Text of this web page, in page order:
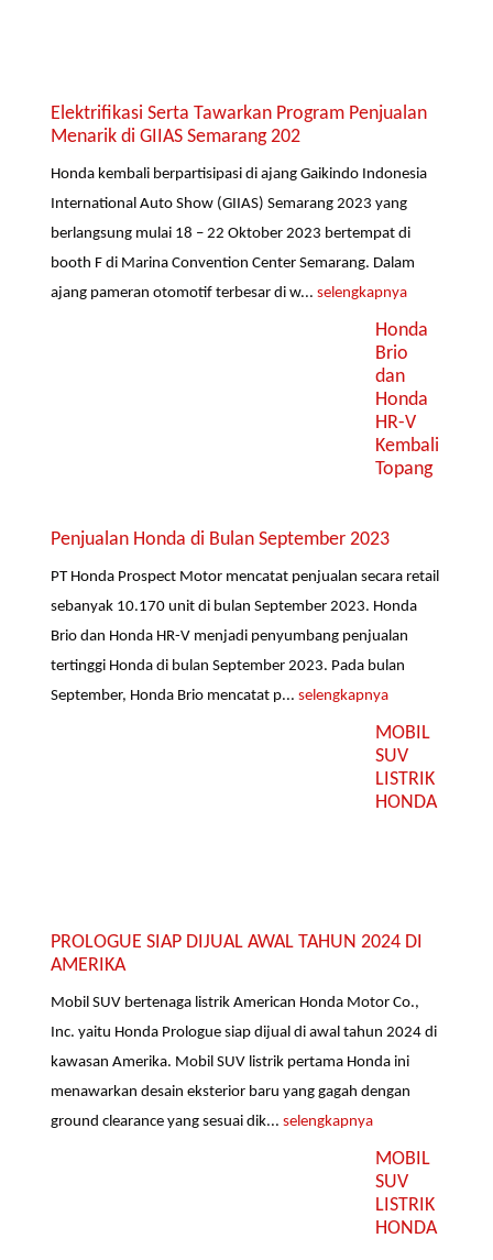
Elektrifikasi Serta Tawarkan Program Penjualan
Menarik di GIIAS Semarang 202
Honda kembali berpartisipasi di ajang Gaikindo Indonesia
International Auto Show (GIIAS) Semarang 2023 yang
berlangsung mulai 18 – 22 Oktober 2023 bertempat di
booth F di Marina Convention Center Semarang. Dalam
ajang pameran otomotif terbesar di w...selengkapnya
Honda
Brio
dan
Honda
HR-V
Kembali
Topang
Penjualan Honda di Bulan September 2023
PT Honda Prospect Motor mencatat penjualan secara retail
sebanyak 10.170 unit di bulan September 2023. Honda
Brio dan Honda HR-V menjadi penyumbang penjualan
tertinggi Honda di bulan September 2023. Pada bulan
September, Honda Brio mencatat p...selengkapnya
MOBIL
SUV
LISTRIK
HONDA
PROLOGUE SIAP DIJUAL AWAL TAHUN 2024 DI
AMERIKA
Mobil SUV bertenaga listrik American Honda Motor Co.,
Inc. yaitu Honda Prologue siap dijual di awal tahun 2024 di
kawasan Amerika. Mobil SUV listrik pertama Honda ini
menawarkan desain eksterior baru yang gagah dengan
ground clearance yang sesuai dik...selengkapnya
MOBIL
SUV
LISTRIK
HONDA